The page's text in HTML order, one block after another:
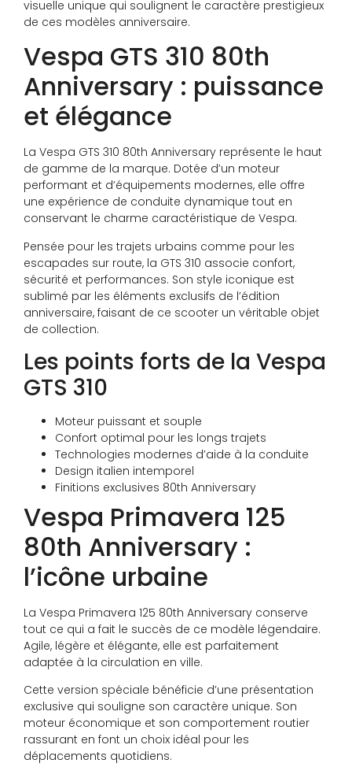
visuelle unique qui soulignent le caractère prestigieux
de ces modèles anniversaire.
Vespa GTS 310 80th
Anniversary : puissance
et élégance
La Vespa GTS 310 80th Anniversary représente le haut
de gamme de la marque. Dotée d’un moteur
performant et d’équipements modernes, elle offre
une expérience de conduite dynamique tout en
conservant le charme caractéristique de Vespa.
Pensée pour les trajets urbains comme pour les
escapades sur route, la GTS 310 associe confort,
sécurité et performances. Son style iconique est
sublimé par les éléments exclusifs de l’édition
anniversaire, faisant de ce scooter un véritable objet
de collection.
Les points forts de la Vespa
GTS 310
Moteur puissant et souple
Confort optimal pour les longs trajets
Technologies modernes d’aide à la conduite
Design italien intemporel
Finitions exclusives 80th Anniversary
Vespa Primavera 125
80th Anniversary :
l’icône urbaine
La Vespa Primavera 125 80th Anniversary conserve
tout ce qui a fait le succès de ce modèle légendaire.
Agile, légère et élégante, elle est parfaitement
adaptée à la circulation en ville.
Cette version spéciale bénéficie d’une présentation
exclusive qui souligne son caractère unique. Son
moteur économique et son comportement routier
rassurant en font un choix idéal pour les
déplacements quotidiens.